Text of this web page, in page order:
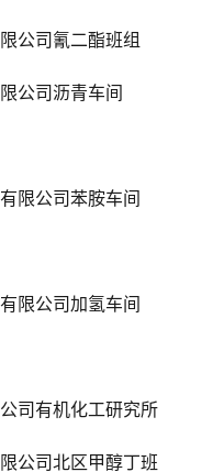
公司氰二酯班组
公司沥青车间
限公司苯胺车间
限公司加氢车间
司有机化工研究所
公司北区甲醇丁班